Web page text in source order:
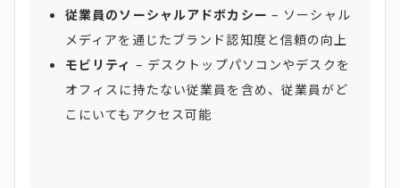
従業員のソーシャルアドボカシー – ソーシャル
メディアを通じたブランド認知度と信頼の向上
モビリティ – デスクトップパソコンやデスクを
オフィスに持たない従業員を含め、従業員がど
こにいてもアクセス可能